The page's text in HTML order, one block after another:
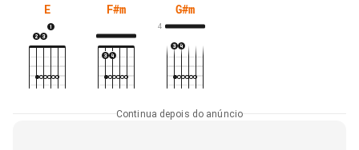
E F#m G#m
4
Continua depois do anúncio